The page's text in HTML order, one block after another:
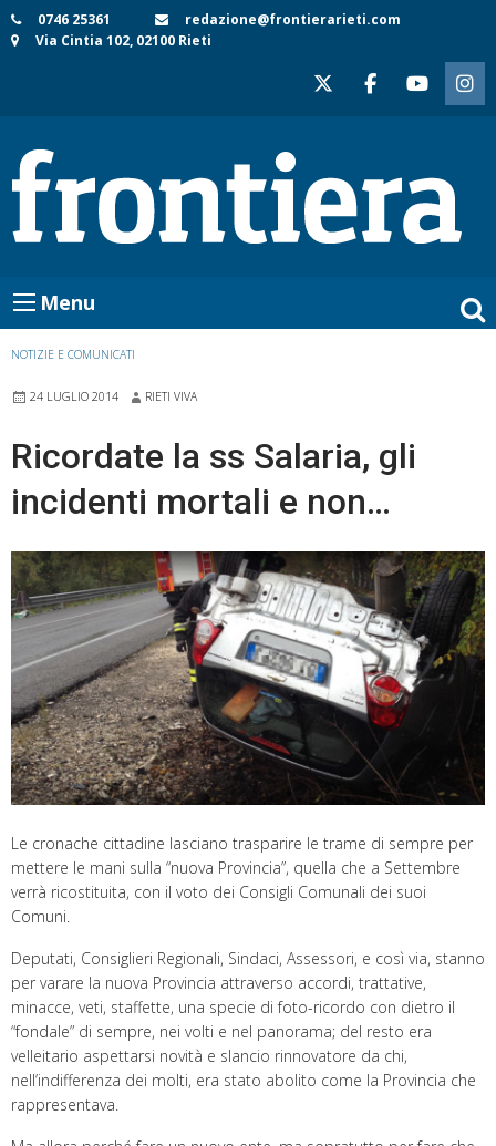
Skip
to
0746 25361
redazione@frontierarieti.com
Via Cintia 102, 02100 Rieti
Menu
NOTIZIE E COMUNICATI
24 LUGLIO 2014 RIETI VIVA
Ricordate la ss Salaria, gli
incidenti mortali e non…
Le cronache cittadine lasciano trasparire le trame di sempre per
mettere le mani sulla “nuova Provincia”, quella che a Settembre
verrà ricostituita, con il voto dei Consigli Comunali dei suoi
Comuni.
Deputati, Consiglieri Regionali, Sindaci, Assessori, e così via, stanno
per varare la nuova Provincia attraverso accordi, trattative,
minacce, veti, staffette, una specie di foto-ricordo con dietro il
“fondale” di sempre, nei volti e nel panorama; del resto era
velleitario aspettarsi novità e slancio rinnovatore da chi,
nell’indifferenza dei molti, era stato abolito come la Provincia che
rappresentava.